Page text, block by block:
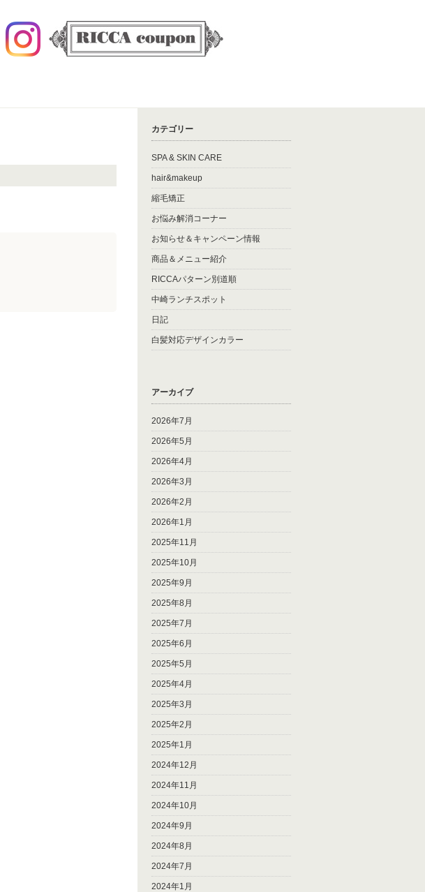
カテゴリー
SPA & SKIN CARE
hair&makeup
縮毛矯正
お悩み解消コーナー
お知らせ＆キャンペーン情報
商品＆メニュー紹介
RICCAパターン別道順
中崎ランチスポット
日記
白髪対応デザインカラー
アーカイブ
2026年7月
2026年5月
2026年4月
2026年3月
2026年2月
2026年1月
2025年11月
2025年10月
2025年9月
2025年8月
2025年7月
2025年6月
2025年5月
2025年4月
2025年3月
2025年2月
2025年1月
2024年12月
2024年11月
2024年10月
2024年9月
2024年8月
2024年7月
2024年1月